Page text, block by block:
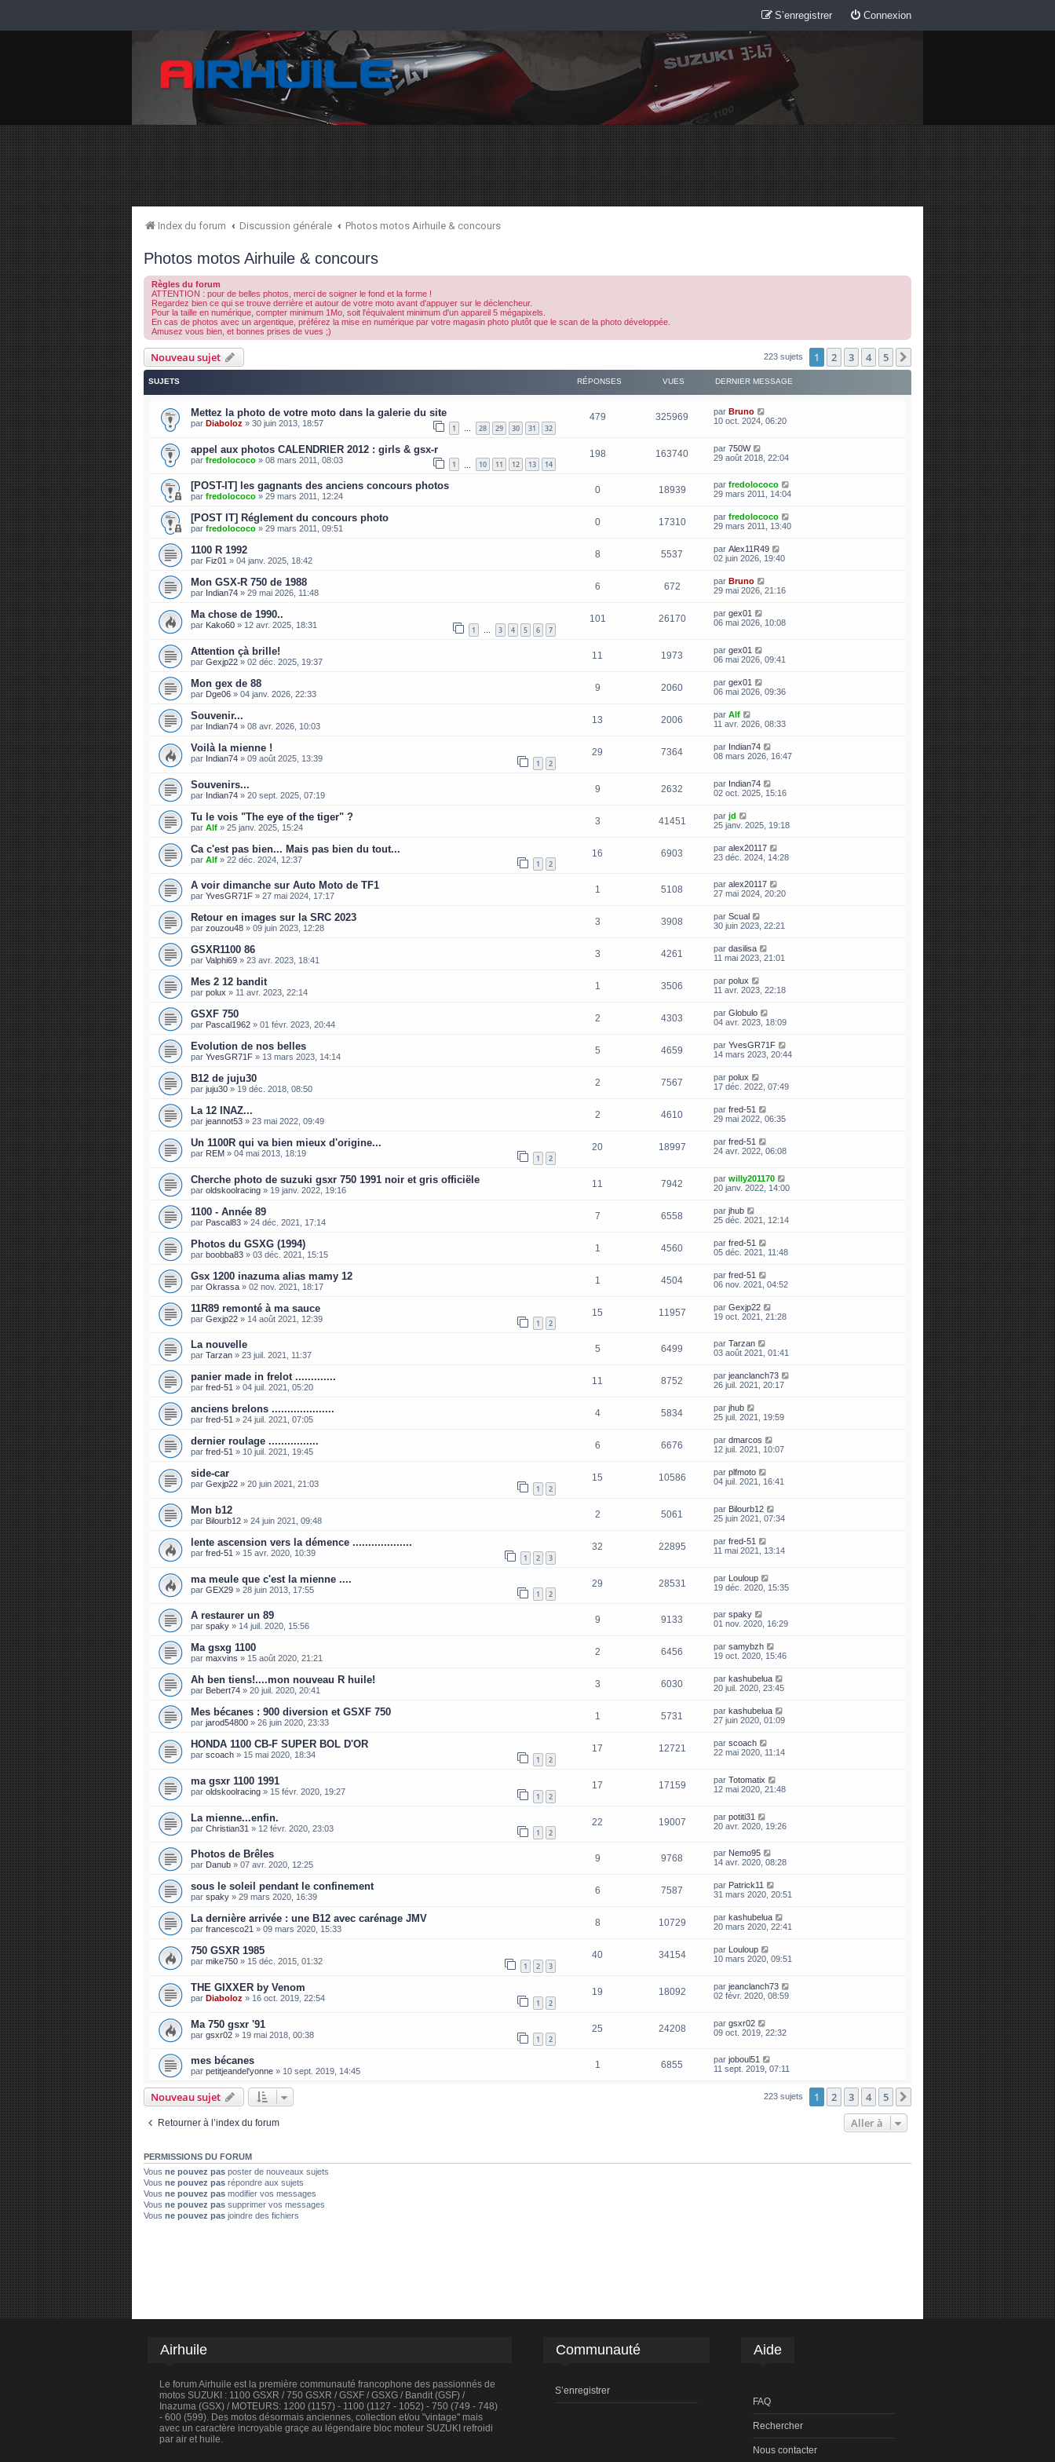
Connexion
S’enregistrer
Index du forum Discussion générale Photos motos Airhuile & concours
Photos motos Airhuile & concours
Règles du forum
ATTENTION : pour de belles photos, merci de soigner le fond et la forme !
Regardez bien ce qui se trouve derrière et autour de votre moto avant d'appuyer sur le déclencheur.
Pour la taille en numérique, compter minimum 1Mo, soit l'équivalent minimum d'un appareil 5 mégapixels.
En cas de photos avec un argentique, préférez la mise en numérique par votre magasin photo plutôt que le scan de la photo développée.
Amusez vous bien, et bonnes prises de vues ;)
Nouveau sujet 223 sujets 1 2 3 4 5 Suivante
SUJETS RÉPONSES VUES DERNIER MESSAGE
Mettez la photo de votre moto dans la galerie du site
par Diaboloz » 30 juin 2013, 18:57 1 … 28 29 30 31 32
479 325969 par Bruno
10 oct. 2024, 06:20
appel aux photos CALENDRIER 2012 : girls & gsx-r
par fredolococo » 08 mars 2011, 08:03 1 10 11 12 13 14
198 163740 par 750W
29 août 2018, 22:04
[POST-IT] les gagnants des anciens concours photos
par fredolococo » 29 mars 2011, 12:24
0 18939 par fredolococo
29 mars 2011, 14:04
[POST IT] Réglement du concours photo
par fredolococo » 29 mars 2011, 09:51
0 17310 par fredolococo
29 mars 2011, 13:40
1100 R 1992
par Fiz01 » 04 janv. 2025, 18:42
8 5537 par Alex11R49
02 juin 2026, 19:40
Mon GSX-R 750 de 1988
par Indian74 » 29 mai 2026, 11:48
6 672 par Bruno
29 mai 2026, 21:16
Ma chose de 1990..
par Kako60 » 12 avr. 2025, 18:31 1 … 3 4 5 6 7
101 26170 par gex01
06 mai 2026, 10:08
Attention çà brille!
par Gexjp22 » 02 déc. 2025, 19:37
11 1973 par gex01
06 mai 2026, 09:41
Mon gex de 88
par Dge06 » 04 janv. 2026, 22:33
9 2060 par gex01
06 mai 2026, 09:36
Souvenir...
par Indian74 » 08 avr. 2026, 10:03
13 2006 par Alf
11 avr. 2026, 08:33
Voilà la mienne !
par Indian74 » 09 août 2025, 13:39 1 2
29 7364 par Indian74
08 mars 2026, 16:47
Souvenirs...
par Indian74 » 20 sept. 2025, 07:19
9 2632 par Indian74
02 oct. 2025, 15:16
Tu le vois "The eye of the tiger" ?
par Alf » 25 janv. 2025, 15:24
3 41451 par jd
25 janv. 2025, 19:18
Ca c'est pas bien... Mais pas bien du tout...
par Alf » 22 déc. 2024, 12:37 1 2
16 6903 par alex20117
23 déc. 2024, 14:28
A voir dimanche sur Auto Moto de TF1
par YvesGR71F » 27 mai 2024, 17:17
1 5108 par alex20117
27 mai 2024, 20:20
Retour en images sur la SRC 2023
par zouzou48 » 09 juin 2023, 12:28
3 3908 par Scual
30 juin 2023, 22:21
GSXR1100 86
par Valphi69 » 23 avr. 2023, 18:41
3 4261 par dasilisa
11 mai 2023, 21:01
Mes 2 12 bandit
par polux » 11 avr. 2023, 22:14
1 3506 par polux
11 avr. 2023, 22:18
GSXF 750
par Pascal1962 » 01 févr. 2023, 20:44
2 4303 par Globulo
04 avr. 2023, 18:09
Evolution de nos belles
par YvesGR71F » 13 mars 2023, 14:14
5 4659 par YvesGR71F
14 mars 2023, 20:44
B12 de juju30
par juju30 » 19 déc. 2018, 08:50
2 7567 par polux
17 déc. 2022, 07:49
La 12 INAZ...
par jeannot53 » 23 mai 2022, 09:49
2 4610 par fred-51
29 mai 2022, 06:35
Un 1100R qui va bien mieux d'origine...
par REM » 04 mai 2013, 18:19 1 2
20 18997 par fred-51
24 avr. 2022, 06:08
Cherche photo de suzuki gsxr 750 1991 noir et gris officiële
par oldskoolracing » 19 janv. 2022, 19:16
11 7942 par willy201170
20 janv. 2022, 14:00
1100 - Année 89
par Pascal83 » 24 déc. 2021, 17:14
7 6558 par jhub
25 déc. 2021, 12:14
Photos du GSXG (1994)
par boobba83 » 03 déc. 2021, 15:15
1 4560 par fred-51
05 déc. 2021, 11:48
Gsx 1200 inazuma alias mamy 12
par Okrassa » 02 nov. 2021, 18:17
1 4504 par fred-51
06 nov. 2021, 04:52
11R89 remonté à ma sauce
par Gexjp22 » 14 août 2021, 12:39 1 2
15 11957 par Gexjp22
19 oct. 2021, 21:28
La nouvelle
par Tarzan » 23 juil. 2021, 11:37
5 6499 par Tarzan
03 août 2021, 01:41
panier made in frelot .............
par fred-51 » 04 juil. 2021, 05:20
11 8752 par jeanclanch73
26 juil. 2021, 20:17
anciens brelons ....................
par fred-51 » 24 juil. 2021, 07:05
4 5834 par jhub
25 juil. 2021, 19:59
dernier roulage ................
par fred-51 » 10 juil. 2021, 19:45
6 6676 par dmarcos
12 juil. 2021, 10:07
side-car
par Gexjp22 » 20 juin 2021, 21:03 1 2
15 10586 par plfmoto
04 juil. 2021, 16:41
Mon b12
par Bilourb12 » 24 juin 2021, 09:48
2 5061 par Bilourb12
25 juin 2021, 07:34
lente ascension vers la démence ...................
par fred-51 » 15 avr. 2020, 10:39 1 2 3
32 22895 par fred-51
11 mai 2021, 13:14
ma meule que c'est la mienne ....
par GEX29 » 28 juin 2013, 17:55 1 2
29 28531 par Louloup
19 déc. 2020, 15:35
A restaurer un 89
par spaky » 14 juil. 2020, 15:56
9 9133 par spaky
01 nov. 2020, 16:29
Ma gsxg 1100
par maxvins » 15 août 2020, 21:21
2 6456 par samybzh
19 oct. 2020, 15:46
Ah ben tiens!....mon nouveau R huile!
par Bebert74 » 20 juil. 2020, 20:41
3 6030 par kashubelua
20 juil. 2020, 23:45
Mes bécanes : 900 diversion et GSXF 750
par jarod54800 » 26 juin 2020, 23:33
1 5731 par kashubelua
27 juin 2020, 01:09
HONDA 1100 CB-F SUPER BOL D'OR
par scoach » 15 mai 2020, 18:34 1 2
17 12721 par scoach
22 mai 2020, 11:14
ma gsxr 1100 1991
par oldskoolracing » 15 févr. 2020, 19:27 1 2
17 17159 par Totomatix
12 mai 2020, 21:48
La mienne...enfin.
par Christian31 » 12 févr. 2020, 23:03 1 2
22 19007 par potiti31
20 avr. 2020, 19:26
Photos de Brêles
par Danub » 07 avr. 2020, 12:25
9 9768 par Nemo95
14 avr. 2020, 08:28
sous le soleil pendant le confinement
par spaky » 29 mars 2020, 16:39
6 7587 par Patrick11
31 mars 2020, 20:51
La dernière arrivée : une B12 avec carénage JMV
par francesco21 » 09 mars 2020, 15:33
8 10729 par kashubelua
20 mars 2020, 22:41
750 GSXR 1985
par mike750 » 15 déc. 2015, 01:32 1 2 3
40 34154 par
Louloup
10 mars 2020, 09:51
THE GIXXER by Venom
par Diaboloz » 16 oct. 2019, 22:54 1 2
19 18092 par jeanclanch73
02 févr. 2020, 08:59
Ma 750 gsxr '91
par gsxr02 » 19 mai 2018, 00:38 1 2
25 24208 par gsxr02
09 oct. 2019, 22:32
mes bécanes
par petitjeandel'yonne » 10 sept. 2019, 14:45
1 6855 par joboul51
11 sept. 2019, 07:11
Nouveau sujet 223 sujets 1 2 3 4 5 Suivante
Retourner à l’index du forum Aller à
PERMISSIONS DU FORUM
Vous ne pouvez pas poster de nouveaux sujets
Vous ne pouvez pas répondre aux sujets
Vous ne pouvez pas modifier vos messages
Vous ne pouvez pas supprimer vos messages
Vous ne pouvez pas joindre des fichiers
Airhuile
Le forum Airhuile est la première communauté francophone des passionnés de
motos SUZUKI : 1100 GSXR / 750 GSXR / GSXF / GSXG / Bandit (GSF) /
Inazuma (GSX) / MOTEURS: 1200 (1157) - 1100 (1127 - 1052) - 750 (749 - 748)
- 600 (599). Des motos désormais anciennes, collection et/ou "vintage" mais
avec un caractère incroyable graçe au légendaire bloc moteur SUZUKI refroidi
par air et huile.
Communauté
S’enregistrer
Aide
FAQ
Rechercher
Nous contacter